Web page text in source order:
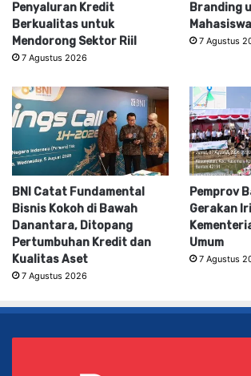
Penyaluran Kredit
Berkualitas untuk
Mendorong Sektor Riil
7 Agustus 2026
Branding
7 Agustus
BNI Catat Fundamental
Bisnis Kokoh di Bawah
Danantara, Ditopang
Pertumbuhan Kredit dan
Kualitas Aset
7 Agustus 2026
Pemprov
Gerakan
Umum
7 Agustus